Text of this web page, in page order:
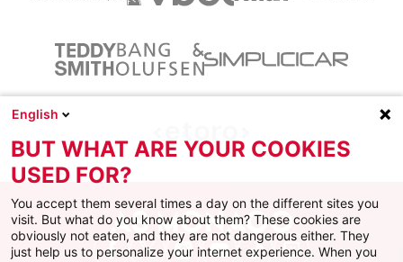
English
BUT WHAT ARE YOUR COOKIES
USED FOR?
You accept them several times a day on the different sites you
visit. But what do you know about them? These cookies are
obviously not eaten, and they are not dangerous either. They
just help us to personalize your internet experience. When you